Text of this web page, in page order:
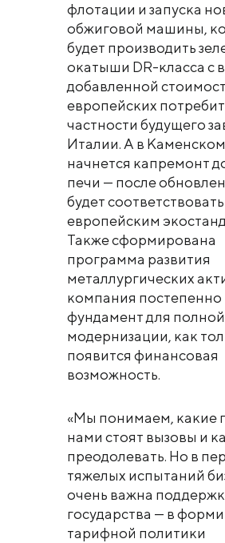
флотации и запуска
обжиговой машины,
будет производить
окатыши DR-класса с
добавленной
европейских
частности будущего
Италии. А в
начнется капремонт
печи — после
будет соответствовать
европейским
Также сформирована
программа развития
металлургических
компания постепенно
фундамент для полной
модернизации, как
появится финансовая
возможность.
«Мы понимаем, какие
нами стоят вызовы и
преодолевать. Но в
тяжелых испытаний
очень важна
государства — в
тарифной политики